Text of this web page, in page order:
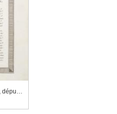
"Honoré, Gabriel, Riquetti, Mirabeau, député de Provence aux états généraux de 1789, Mort le 2 Avril 1781"